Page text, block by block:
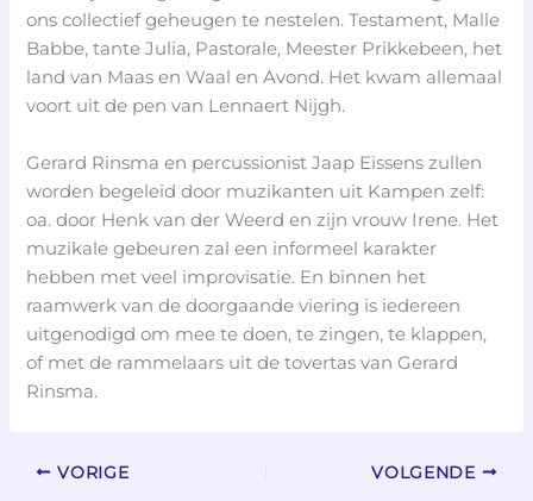
ons collectief geheugen te nestelen. Testament, Malle
Babbe, tante Julia, Pastorale, Meester Prikkebeen, het
land van Maas en Waal en Avond. Het kwam allemaal
voort uit de pen van Lennaert Nijgh.
Gerard Rinsma en percussionist Jaap Eissens zullen
worden begeleid door muzikanten uit Kampen zelf:
oa. door Henk van der Weerd en zijn vrouw Irene. Het
muzikale gebeuren zal een informeel karakter
hebben met veel improvisatie. En binnen het
raamwerk van de doorgaande viering is iedereen
uitgenodigd om mee te doen, te zingen, te klappen,
of met de rammelaars uit de tovertas van Gerard
Rinsma.
VORIGE VOLGENDE